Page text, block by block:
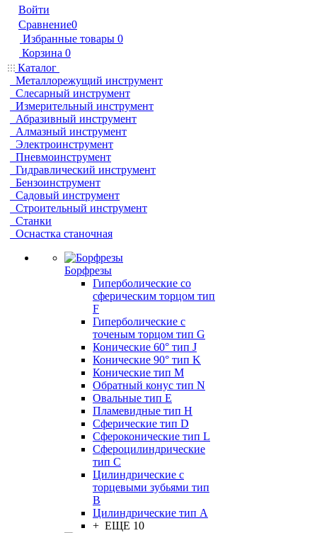
Войти
Сравнение0
Избранные товары 0
Корзина 0
Каталог
Металлорежущий инструмент
Слесарный инструмент
Измерительный инструмент
Абразивный инструмент
Алмазный инструмент
Электроинструмент
Пневмоинструмент
Гидравлический инструмент
Бензоинструмент
Садовый инструмент
Строительный инструмент
Станки
Оснастка станочная
Борфрезы
Гиперболические cо
сферическим торцом тип
F
Гиперболические с
точеным торцом тип G
Конические 60° тип J
Конические 90° тип K
Конические тип M
Обратный конус тип N
Овальные тип E
Пламевидные тип H
Сферические тип D
Сфероконические тип L
Сфероцилиндрические
тип C
Цилиндрические с
торцевыми зубьями тип
B
Цилиндрические тип А
+ ЕЩЕ 10